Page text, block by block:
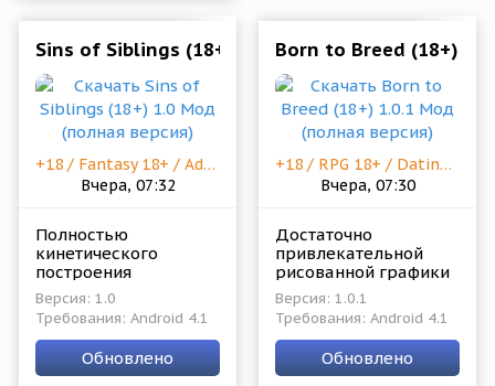
Sins of Siblings (18+) 1.0 Мод (полная версия)
+18 / Fantasy 18+ / Adventure 18+
Вчера, 07:32
Полностью
кинетического
построения
прохождения
визуальный роман
для игроков
перешагнувших
отметку в
Версия: 1.0
Требования: Android 4.1
Обновлено
Born to Breed (18+)
+18 / RPG 18+ / Dating Sim 18+
Вчера, 07:30
Достаточно
привлекательной
рисованной графики
проект для игроков
перешагнувших
отметку в
восемнадцать лет. В
игре предостаточно
Версия: 1.0.1
Требования: Android 4.1
Обновлено